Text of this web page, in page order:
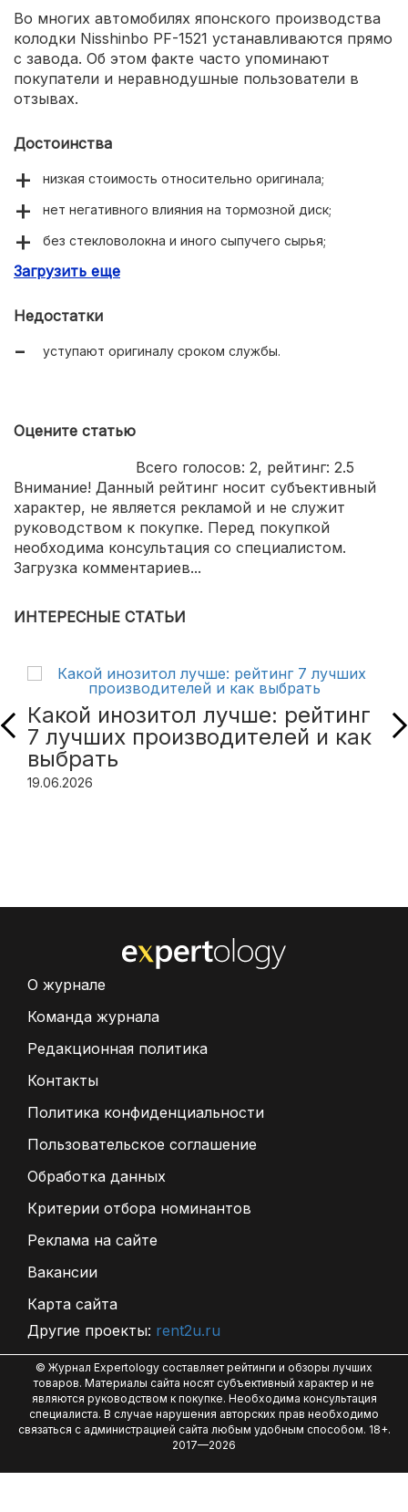
Во многих автомобилях японского производства
колодки Nisshinbo PF-1521 устанавливаются прямо
с завода. Об этом факте часто упоминают
покупатели и неравнодушные пользователи в
отзывах.
Достоинства
низкая стоимость относительно оригинала;
нет негативного влияния на тормозной диск;
без стекловолокна и иного сыпучего сырья;
точное срабатывание без скрипов и пыли.
Загрузить еще
Недостатки
уступают оригиналу сроком службы.
Оцените статью
Всего голосов: 2, рейтинг: 2.5
Внимание! Данный рейтинг носит субъективный
характер, не является рекламой и не служит
руководством к покупке. Перед покупкой
необходима консультация со специалистом.
Загрузка комментариев...
ИНТЕРЕСНЫЕ СТАТЬИ
Какой инозитол лучше: рейтинг
7 лучших производителей и как
выбрать
19.06.2026
О журнале
Команда журнала
Редакционная политика
Контакты
Политика конфиденциальности
Пользовательское соглашение
Обработка данных
Критерии отбора номинантов
Реклама на сайте
Вакансии
Карта сайта
Другие проекты: rent2u.ru
© Журнал Expertology составляет рейтинги и обзоры лучших
товаров. Материалы сайта носят субъективный характер и не
являются руководством к покупке. Необходима консультация
специалиста. В случае нарушения авторских прав необходимо
связаться с администрацией сайта любым удобным способом. 18+.
2017—2026